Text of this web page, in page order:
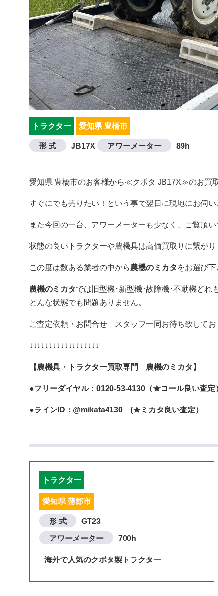
トラクター 愛知県 豊橋市
形 式 JB17X アワーメーター 89h
愛知県 豊橋市のお客様から≪クボタ JB17X≫のお買
すぐにでも売りたい！という事で翌日に現地にお伺
また今回の一台、アワーメーターも少なく、ご覧頂
状態の良いトラクターや農機具は高価買取りに繋がり
この度は数ある業者の中から農機のミカタ をお選び
農機のミカタでは旧型機･新型機･故障機･不動機どれ
どんな状態でも問題ありません。
ご査定依頼・お問合せ スタッフ一同お待ち致してお
↓↓↓↓↓↓↓↓↓↓↓↓↓↓↓↓↓↓
【農機具・トラクター買取専門 農機のミカタ】
●フリーダイヤル：0120-53-4130（★コール良い査定
●ラインID：@mikata4130 (★ミカタ良い査定）
トラクター
愛知県 蒲郡市
形 式 GT23
アワーメーター 700h
海外で人気のクボタ製トラクター